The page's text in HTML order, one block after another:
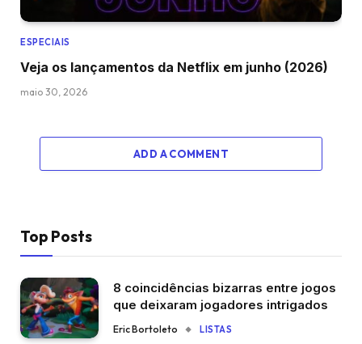
ESPECIAIS
Veja os lançamentos da Netflix em junho (2026)
maio 30, 2026
ADD A COMMENT
Top Posts
8 coincidências bizarras entre jogos
que deixaram jogadores intrigados
Eric Bortoleto LISTAS